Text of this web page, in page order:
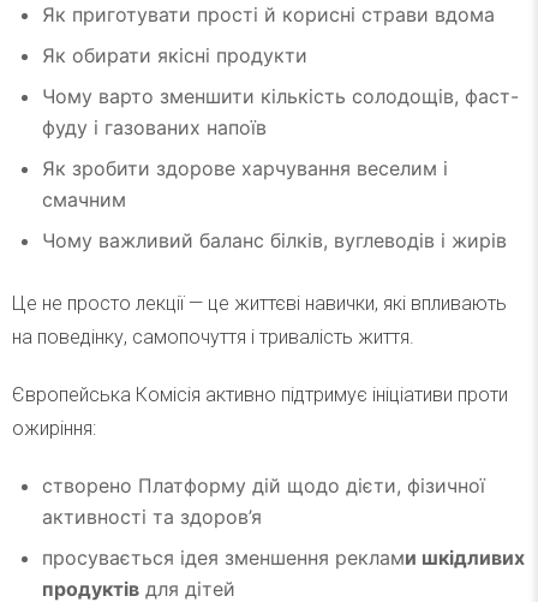
Як приготувати прості й корисні страви вдома
Як обирати якісні продукти
Чому варто зменшити кількість солодощів, фаст-
фуду і газованих напоїв
Як зробити здорове харчування веселим і
смачним
Чому важливий баланс білків, вуглеводів і жирів
Це не просто лекції — це життєві навички, які впливають
на поведінку, самопочуття і тривалість життя.
Європейська Комісія активно підтримує ініціативи проти
ожиріння:
створено Платформу дій щодо дієти, фізичної
активності та здоров’я
просувається ідея зменшення реклами шкідливих
продуктів для дітей